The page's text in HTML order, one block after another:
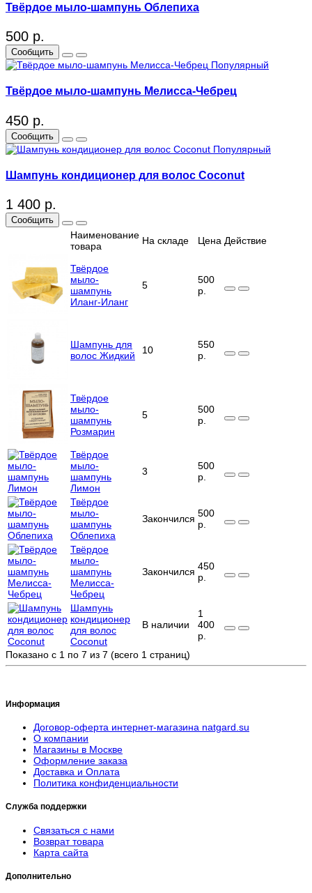
Твёрдое мыло-шампунь Облепиха
500 р.
Сообщить
Популярный
Твёрдое мыло-шампунь Мелисса-Чебрец
450 р.
Сообщить
Популярный
Шампунь кондиционер для волос Coconut
1 400 р.
Сообщить
Наименование
товара
На складе Цена Действие
Твёрдое
мыло-
шампунь
Иланг-Иланг
5
500
р.
Шампунь для
волос Жидкий
10
550
р.
Твёрдое
мыло-
шампунь
Розмарин
5
500
р.
Твёрдое
мыло-
шампунь
Лимон
3
500
р.
Твёрдое
мыло-
шампунь
Облепиха
Закончился 500
р.
Твёрдое
мыло-
шампунь
Мелисса-
Чебрец
Закончился 450
р.
Шампунь
кондиционер
для волос
Coconut
В наличии
1
400
р.
Показано с 1 по 7 из 7 (всего 1 страниц)
Информация
Договор-оферта интернет-магазина natgard.su
О компании
Магазины в Москве
Оформление заказа
Доставка и Оплата
Политика конфиденциальности
Служба поддержки
Связаться с нами
Возврат товара
Карта сайта
Дополнительно